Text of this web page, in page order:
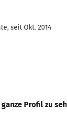
seit Okt. 2014
Profil zu